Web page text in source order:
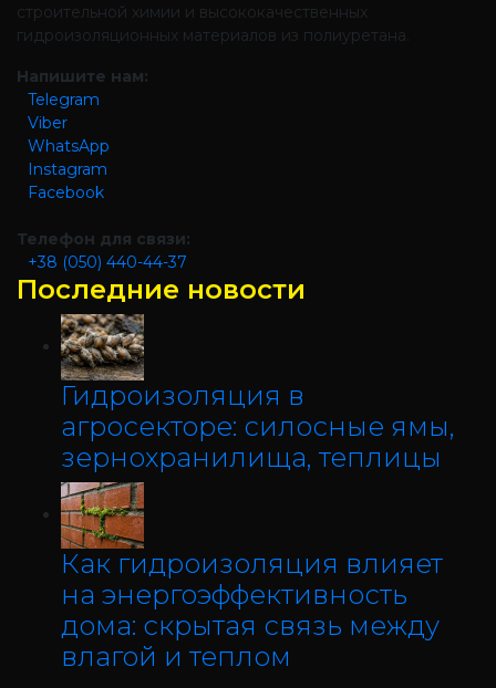
строительной химии и высококачественных
гидроизоляционных материалов из полиуретана.
Напишите нам:
Telegram
Viber
WhatsApp
Instagram
Facebook
Телефон для связи:
+38 (050) 440-44-37
Последние новости
Гидроизоляция в
агросекторе: силосные ямы,
зернохранилища, теплицы
Как гидроизоляция влияет
на энергоэффективность
дома: скрытая связь между
влагой и теплом